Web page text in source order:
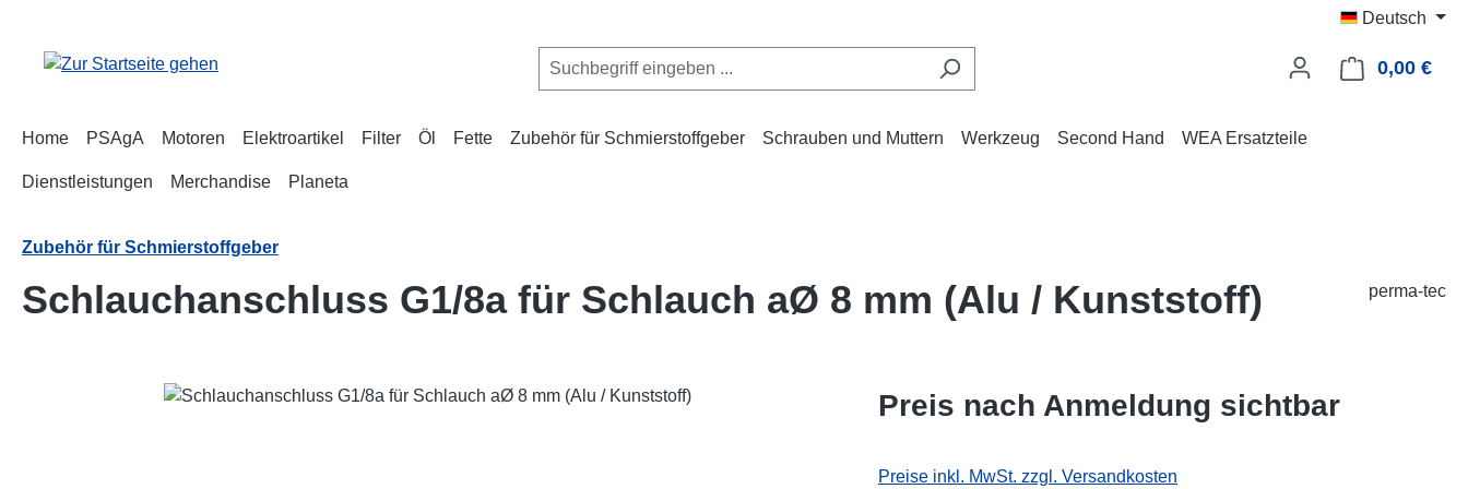
Deutsch
0,00 €
Home PSAgA Motoren Elektroartikel Filter Öl Fette Zubehör für Schmierstoffgeber Schrauben und Muttern Werkzeug Second Hand WEA Ersatzteile
Dienstleistungen Merchandise Planeta
Zubehör für Schmierstoffgeber
Schlauchanschluss G1/8a für Schlauch aØ 8 mm (Alu / Kunststoff) perma-tec
Bildergalerie überspringen Preis nach Anmeldung sichtbar
Preise inkl. MwSt. zzgl. Versandkosten